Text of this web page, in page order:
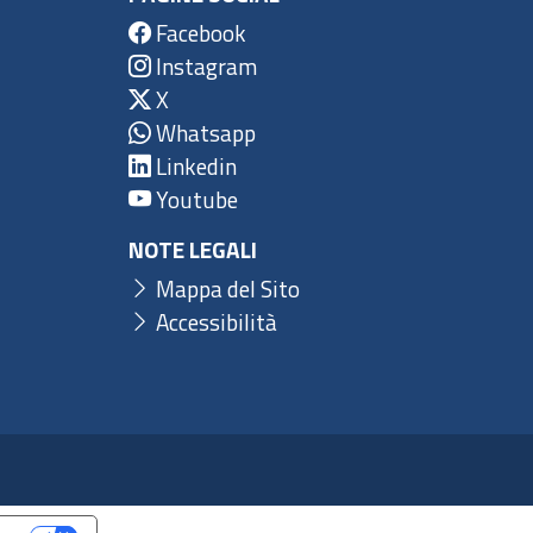
Facebook
Instagram
X
Whatsapp
Linkedin
Youtube
NOTE LEGALI
Mappa del Sito
Accessibilità